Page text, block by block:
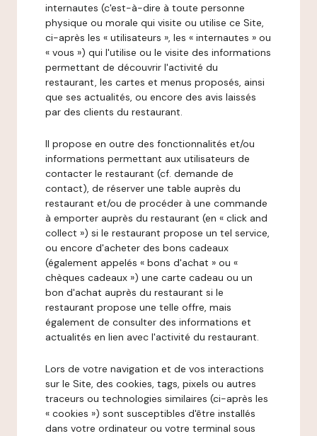
internautes (c'est-à-dire à toute personne
physique ou morale qui visite ou utilise ce Site,
ci-après les « utilisateurs », les « internautes » ou
« vous ») qui l'utilise ou le visite des informations
permettant de découvrir l'activité du
restaurant, les cartes et menus proposés, ainsi
que ses actualités, ou encore des avis laissés
par des clients du restaurant.
Il propose en outre des fonctionnalités et/ou
informations permettant aux utilisateurs de
contacter le restaurant (cf. demande de
contact), de réserver une table auprès du
restaurant et/ou de procéder à une commande
à emporter auprès du restaurant (en « click and
collect ») si le restaurant propose un tel service,
ou encore d'acheter des bons cadeaux
(également appelés « bons d'achat » ou «
chèques cadeaux ») une carte cadeau ou un
bon d'achat auprès du restaurant si le
restaurant propose une telle offre, mais
également de consulter des informations et
actualités en lien avec l'activité du restaurant.
Lors de votre navigation et de vos interactions
sur le Site, des cookies, tags, pixels ou autres
traceurs ou technologies similaires (ci-après les
« cookies ») sont susceptibles d'être installés
dans votre ordinateur ou votre terminal sous